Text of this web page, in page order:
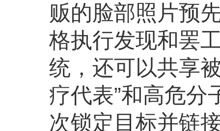
贩的脸部照片预
格执行发现和罢
统，还可以共享
疗代表”和高危分
次锁定目标并链